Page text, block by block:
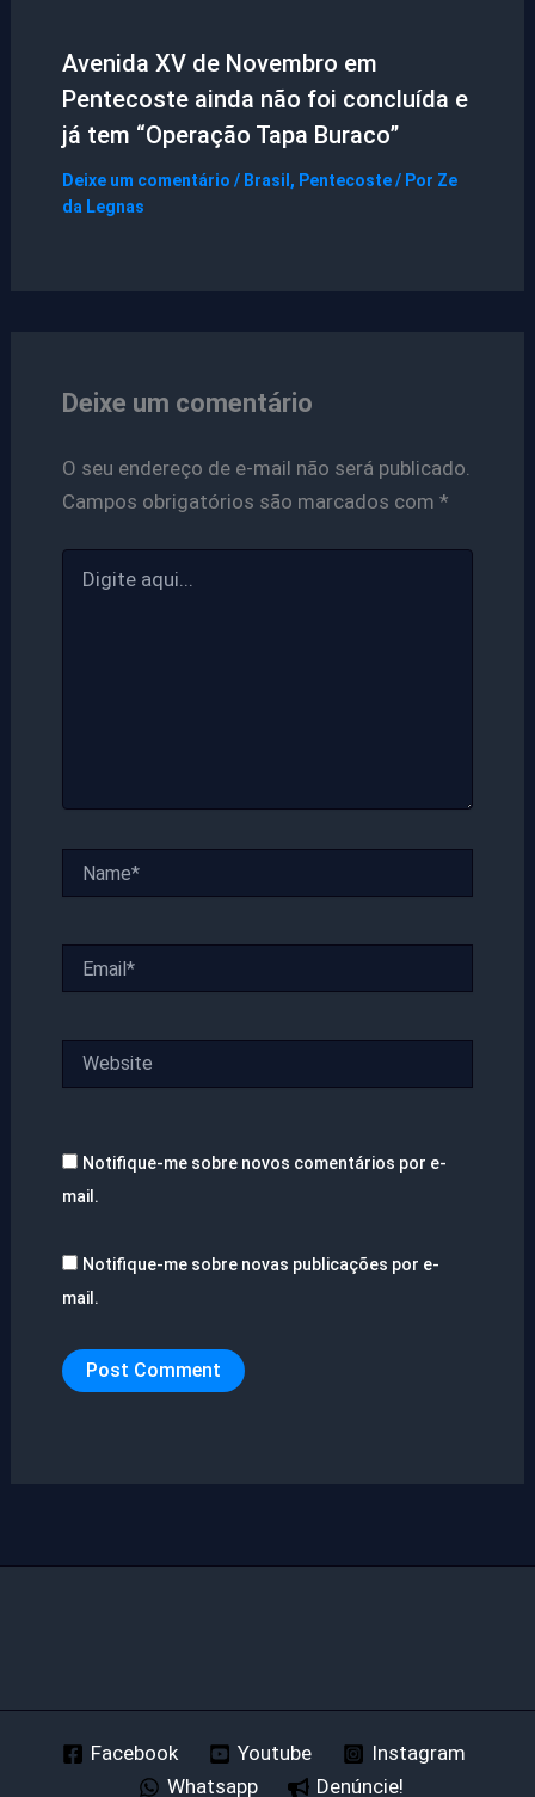
Avenida XV de Novembro em
Pentecoste ainda não foi concluída e
já tem “Operação Tapa Buraco”
Deixe um comentário / Brasil , Pentecoste/ Por Ze
da Legnas
Deixe um comentário
O seu endereço de e-mail não será publicado.
Campos obrigatórios são marcados com *
aqui...
Notifique-me sobre novos comentários por e-
mail.
Notifique-me sobre novas publicações por e-
mail.
Facebook Youtube
Instagram
Whatsapp
Denúncie!